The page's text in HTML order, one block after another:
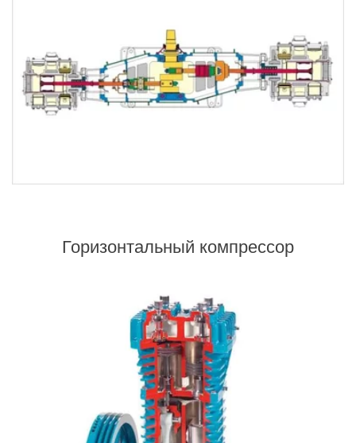
Горизонтальный компрессор